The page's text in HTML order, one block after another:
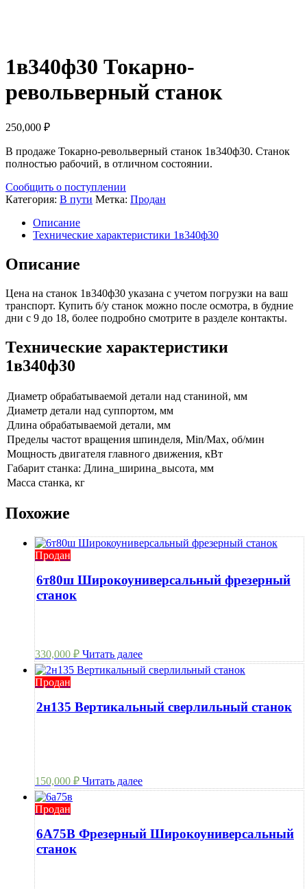
1в340ф30 Токарно-
револьверный станок
250,000 ₽
В продаже Токарно-револьверный станок 1в340ф30. Станок
полностью рабочий, в отличном состоянии.
Сообщить о поступлении
Категория: В пути Метка: Продан
Описание
Технические характеристики 1в340ф30
Описание
Цена на станок 1в340ф30 указана с учетом погрузки на ваш
транспорт. Купить б/у станок можно после осмотра, в будние
дни с 9 до 18, более подробно смотрите в разделе контакты.
Технические характеристики
1в340ф30
Диаметр обрабатываемой детали над станиной, мм
Диаметр детали над суппортом, мм
Длина обрабатываемой детали, мм
Пределы частот вращения шпинделя, Min/Max, об/мин
Мощность двигателя главного движения, кВт
Габарит станка: Длина_ширина_высота, мм
Масса станка, кг
Похожие
Продан
6т80ш Широкоуниверсальный фрезерный
станок
330,000 ₽ Читать далее
Продан
2н135 Вертикальный сверлильный станок
150,000 ₽ Читать далее
Продан
6А75В Фрезерный Широкоуниверсальный
станок